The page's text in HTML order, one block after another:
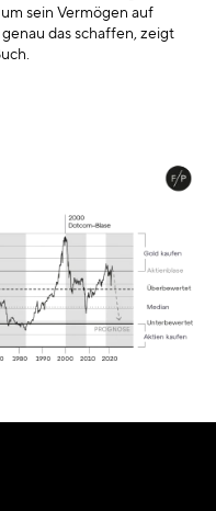
sein Vermögen auf
das schaffen, zeigt